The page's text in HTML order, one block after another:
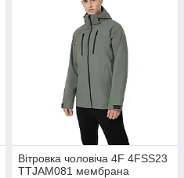
Вітровка чоловіча 4F 4FSS23
TTJAM081 мембрана